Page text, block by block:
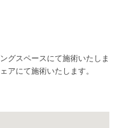
グスペースにて施術いたしま
アにて施術いたします。